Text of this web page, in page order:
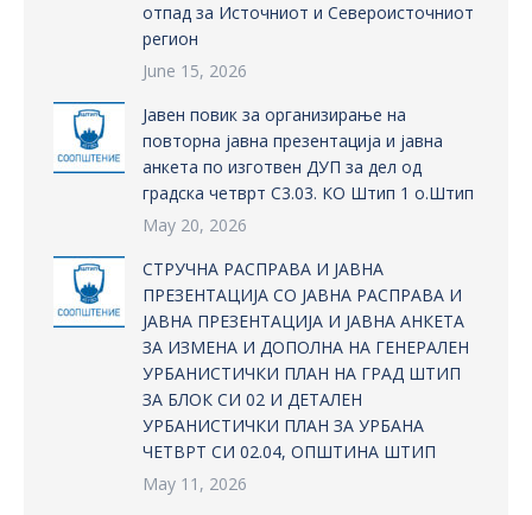
отпад за Источниот и Североисточниот
регион
June 15, 2026
Јавен повик за организирање на
повторна јавна презентација и јавна
анкета по изготвен ДУП за дел од
градска четврт С3.03. КО Штип 1 о.Штип
May 20, 2026
СТРУЧНА РАСПРАВА И ЈАВНА
ПРЕЗЕНТАЦИЈА СО ЈАВНА РАСПРАВА И
ЈАВНА ПРЕЗЕНТАЦИЈА И ЈАВНА АНКЕТА
ЗА ИЗМЕНА И ДОПОЛНА НА ГЕНЕРАЛЕН
УРБАНИСТИЧКИ ПЛАН НА ГРАД ШТИП
ЗА БЛОК СИ 02 И ДЕТАЛЕН
УРБАНИСТИЧКИ ПЛАН ЗА УРБАНА
ЧЕТВРТ СИ 02.04, ОПШТИНА ШТИП
May 11, 2026